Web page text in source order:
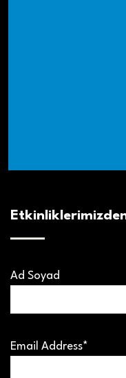
Ad Soyad
Email Address*